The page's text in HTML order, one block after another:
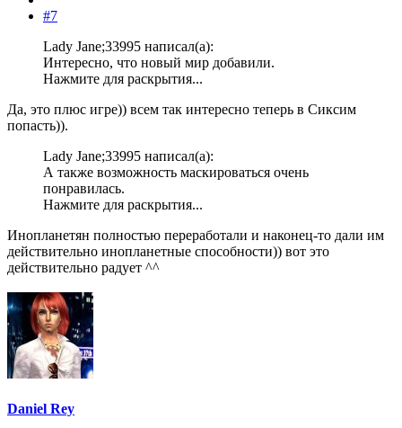
#7
Lady Jane;33995 написал(а):
Интересно, что новый мир добавили.
Нажмите для раскрытия...
Да, это плюс игре)) всем так интересно теперь в Сиксим
попасть)).
Lady Jane;33995 написал(а):
А также возможность маскироваться очень
понравилась.
Нажмите для раскрытия...
Инопланетян полностью переработали и наконец-то дали им
действительно инопланетные способности)) вот это
действительно радует ^^
Daniel Rey